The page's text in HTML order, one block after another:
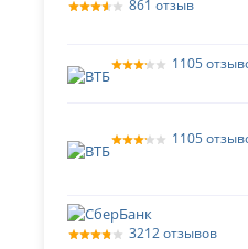
861 отзыв
1105
1105
3212 отзывов